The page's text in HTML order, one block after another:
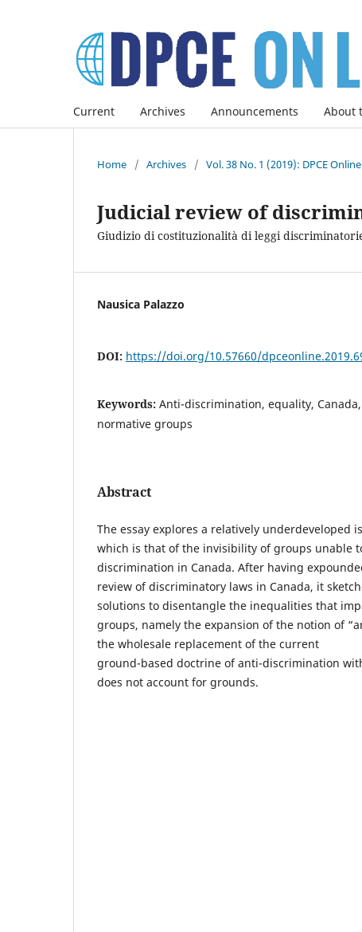
Current Archives Announcements About
Home / Archives / Vol. 38 No. 1 (2019): DPCE
Judicial review of
Giudizio di costituzionalità di leggi
Nausica Palazzo
DOI: https://doi.org/10.57660/
Keywords: Anti-discrimination, equality,
normative groups
Abstract
The essay explores a relatively underdeveloped
which is that of the invisibility of groups unable
discrimination in Canada. After having
review of discriminatory laws in Canada, it
solutions to disentangle the inequalities that
groups, namely the expansion of the notion of
the wholesale replacement of the current
ground-based doctrine of anti-discrimination
does not account for grounds.